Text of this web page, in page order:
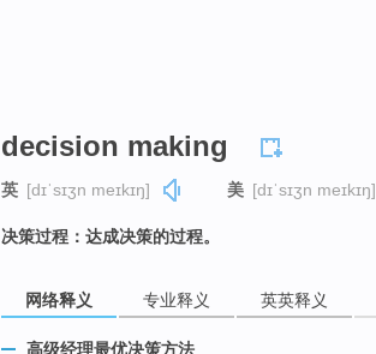
decision making
英 [dɪˈsɪʒn meɪkɪŋ] 美 [dɪˈsɪʒn meɪkɪŋ]
决策过程：达成决策的过程。
网络释义 专业释义 英英释义
高级经理最优决策方法